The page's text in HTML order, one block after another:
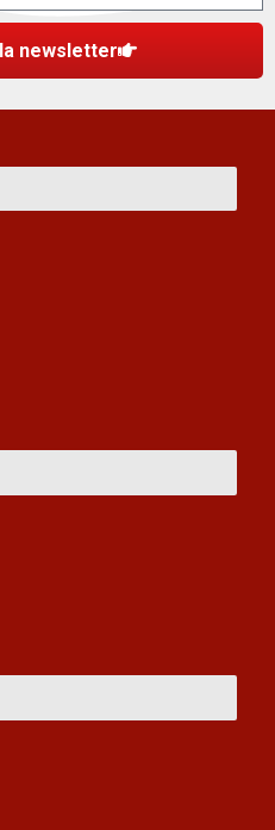
newsletter